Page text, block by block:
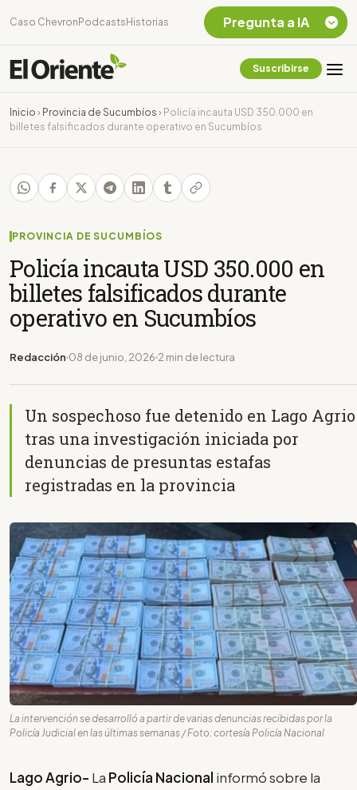
Caso Chevron Podcasts Historias
Suscribirse
Inicio › Provincia de Sucumbíos › Policía incauta USD 350.000 en
billetes falsificados durante operativo en Sucumbíos
PROVINCIA DE SUCUMBÍOS
Policía incauta USD 350.000 en
billetes falsificados durante
operativo en Sucumbíos
Redacción 08 de junio, 2026 2 min de lectura
Un sospechoso fue detenido en Lago Agrio
tras una investigación iniciada por
denuncias de presuntas estafas
registradas en la provincia
La intervención se desarrolló a partir de varias denuncias recibidas por la
Policía Judicial en las últimas semanas / Foto: cortesía Policía Nacional
Lago Agrio- La Policía Nacional informó sobre la
Pregunta a IA
Chevron Ecuador